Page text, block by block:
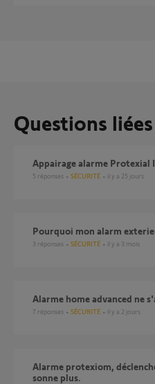
Questions liées
Appairage alarme
5 réponses SÉCURITÉ il y a 25 jours
Pourquoi mon alarm
3 réponses SÉCURITÉ il y a 3 mois
Alarme home advanced ne
7 réponses SÉCURITÉ il y a 2 jours
alarme protexiom, déclenchement temporisé, l'alarme ne
sonne plus.